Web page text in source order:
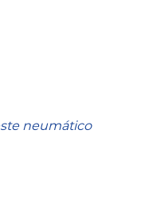
neumático